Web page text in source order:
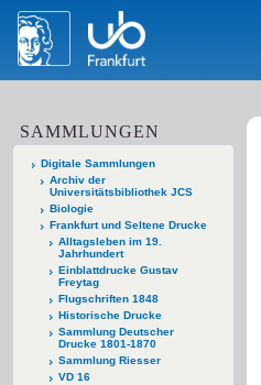
SAMMLUNGEN
Digitale Sammlungen
Archiv der
Universitätsbibliothek JCS
Biologie
Frankfurt und Seltene Drucke
Alltagsleben im 19.
Jahrhundert
Einblattdrucke Gustav
Freytag
Flugschriften 1848
Historische Drucke
Sammlung Deutscher
Drucke 1801-1870
Sammlung Riesser
VD 16